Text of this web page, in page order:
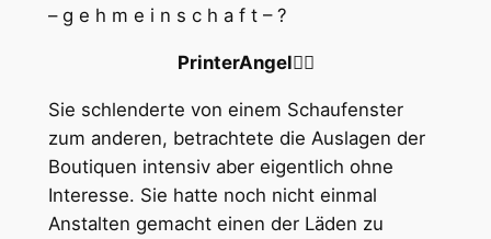
– g e h m e i n s c h a f t – ?
PrinterAngel🏳️‍🌈
Sie schlenderte von einem Schaufenster
zum anderen, betrachtete die Auslagen der
Boutiquen intensiv aber eigentlich ohne
Interesse. Sie hatte noch nicht einmal
Anstalten gemacht einen der Läden zu